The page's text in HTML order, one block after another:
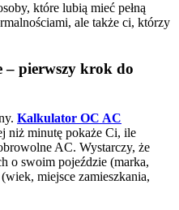
które lubią mieć pełną
ale także ci, którzy
– pierwszy krok do
Kalkulator OC AC
niż minutę pokaże Ci, ile
AC. Wystarczy, że
o swoim pojeździe (marka,
miejsce zamieszkania,